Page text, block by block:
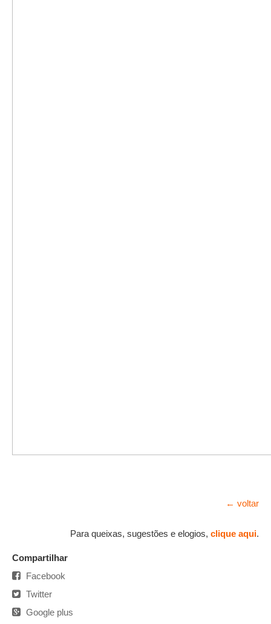
← voltar
Para queixas, sugestões e elogios, clique aqui.
Compartilhar
Facebook
Twitter
Google plus